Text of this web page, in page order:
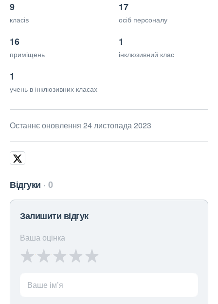
9
класів
17
осіб персоналу
16
приміщень
1
інклюзивний клас
1
учень в інклюзивних класах
Останнє оновлення 24 листопада 2023
Відгуки 0
Залишити відгук
Ваша оцінка
Ваше ім’я